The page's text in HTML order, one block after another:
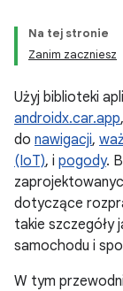
Na tej stronie
Zanim zaczniesz
Użyj biblioteki
androidx.car.app
do nawigacji,
(IoT), i pogody.
dotyczące
takie szczegóły
samochodu i
W tym